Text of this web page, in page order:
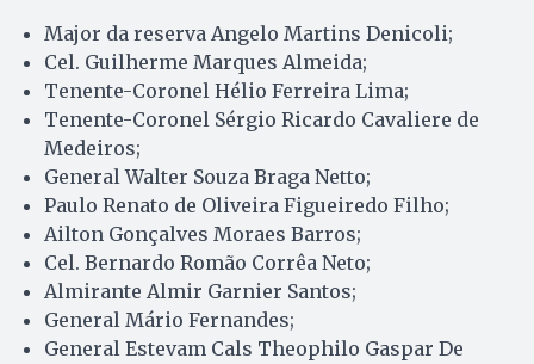
Major da reserva Angelo Martins Denicoli;
Cel. Guilherme Marques Almeida;
Tenente-Coronel Hélio Ferreira Lima;
Tenente-Coronel Sérgio Ricardo Cavaliere de
Medeiros;
General Walter Souza Braga Netto;
Paulo Renato de Oliveira Figueiredo Filho;
Ailton Gonçalves Moraes Barros;
Cel. Bernardo Romão Corrêa Neto;
Almirante Almir Garnier Santos;
General Mário Fernandes;
General Estevam Cals Theophilo Gaspar De